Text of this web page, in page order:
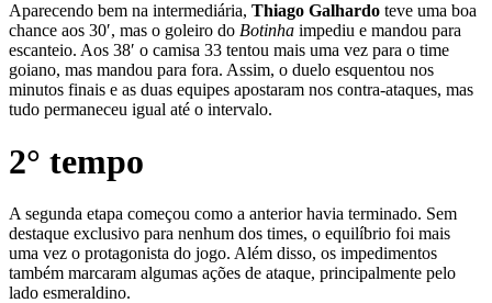
Aparecendo bem na intermediária, Thiago Galhardo teve uma boa
chance aos 30′, mas o goleiro do Botinha impediu e mandou para
escanteio. Aos 38′ o camisa 33 tentou mais uma vez para o time
goiano, mas mandou para fora. Assim, o duelo esquentou nos
minutos finais e as duas equipes apostaram nos contra-ataques, mas
tudo permaneceu igual até o intervalo.
2° tempo
A segunda etapa começou como a anterior havia terminado. Sem
destaque exclusivo para nenhum dos times, o equilíbrio foi mais
uma vez o protagonista do jogo. Além disso, os impedimentos
também marcaram algumas ações de ataque, principalmente pelo
lado esmeraldino.